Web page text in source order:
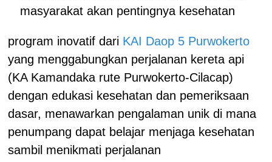
masyarakat akan pentingnya kesehatan
program inovatif dari KAI Daop 5 Purwokerto
yang menggabungkan perjalanan kereta api
(KA Kamandaka rute Purwokerto-Cilacap)
dengan edukasi kesehatan dan pemeriksaan
dasar, menawarkan pengalaman unik di mana
penumpang dapat belajar menjaga kesehatan
sambil menikmati perjalanan